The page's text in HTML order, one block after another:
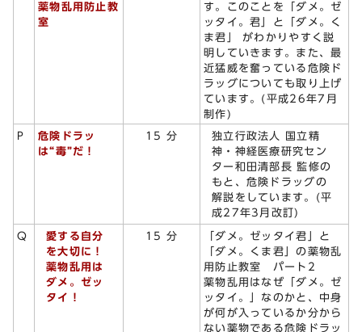
薬物乱用防止教
室
す。このことを「ダメ。ゼ
ッタイ。君」と「ダメ。く
ま君」 がわかりやすく説
明していきます。また、最
近猛威を奮っている危険ド
ラッグについても取り上げ
ています。(平成26年7月
制作)
P
危険ドラッ
は“毒”だ！
15 分
独立行政法人 国立精
神・神経医療研究セン
ター和田清部長 監修の
もと、危険ドラッグの
解説をしています。(平
成27年3月改訂)
Q
愛する自分
を大切に！
薬物乱用は
ダメ。ゼッ
タイ！
15 分
「ダメ。ゼッタイ君」と
「ダメ。くま君」の薬物乱
用防止教室 パート2
薬物乱用はなぜ「ダメ。ゼ
ッタイ。」なのかと、中身
が何が入っているか分から
ない薬物である危険ドラッ